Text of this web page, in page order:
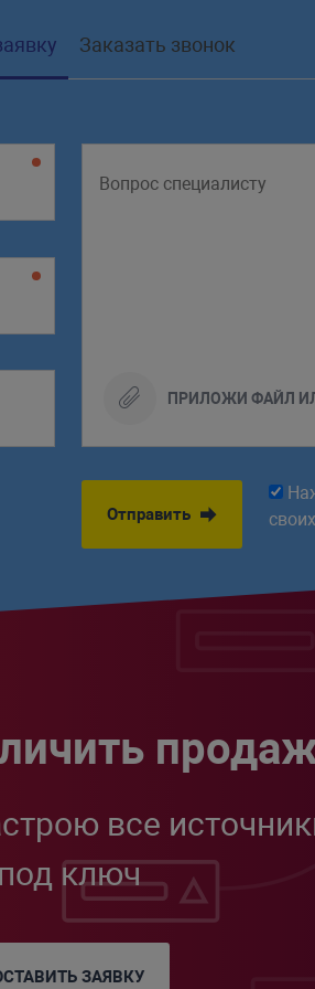
Заказать звонок
ПРИЛОЖИ ФАЙЛ
Отправить
своих
все
под ключ
ЗАЯВКУ